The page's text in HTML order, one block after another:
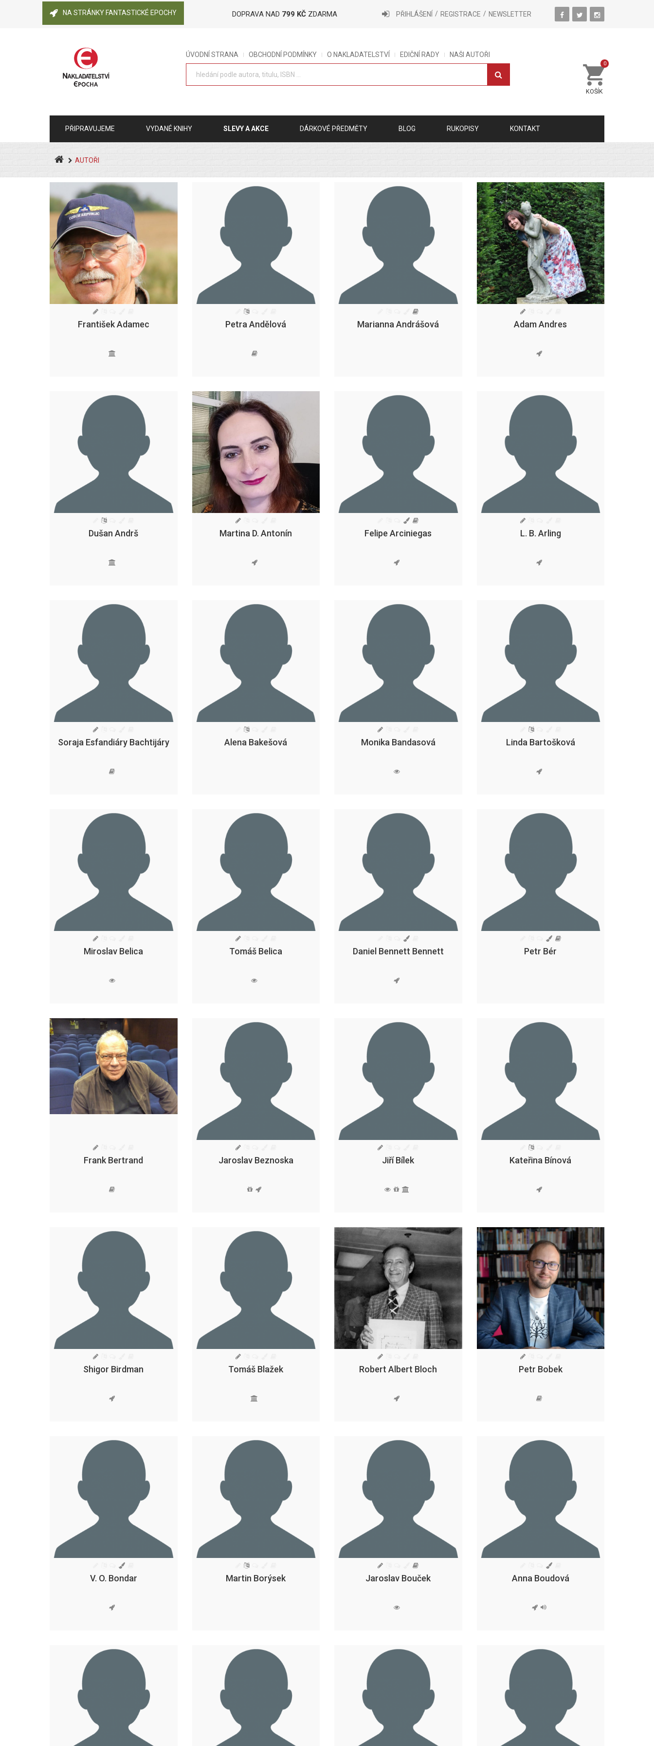
NA STRÁNKY FANTASTICKÉ EPOCHY DOPRAVA NAD 799 KČ ZDARMA PŘIHLÁŠENÍ REGISTRACE NEWSLETTER
ÚVODNÍ STRANA OBCHODNÍ PODMÍNKY O NAKLADATELSTVÍ EDIČNÍ RADY NAŠI AUTOŘI
KOŠÍK
0
PŘIPRAVUJEME VYDANÉ KNIHY SLEVY A AKCE DÁRKOVÉ PŘEDMĚTY BLOG RUKOPISY KONTAKT
AUTOŘI
František Adamec Petra Andělová Marianna Andrášová Adam Andres
Dušan Andrš Martina D. Antonín Felipe Arciniegas L. B. Arling
Soraja Esfandiáry Bachtijáry Alena Bakešová Monika Bandasová Linda Bartošková
Miroslav Belica Tomáš Belica Daniel Bennett Bennett Petr Bér
Frank Bertrand Jaroslav Beznoska Jiří Bílek Kateřina Bínová
Shigor Birdman Tomáš Blažek Robert Albert Bloch Petr Bobek
V. O. Bondar Martin Borýsek Jaroslav Bouček Anna Boudová